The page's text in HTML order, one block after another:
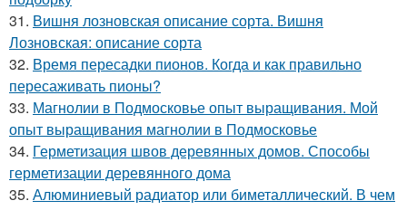
31. Вишня лозновская описание сорта. Вишня
Лозновская: описание сорта
32. Время пересадки пионов. Когда и как правильно
пересаживать пионы?
33. Магнолии в Подмосковье опыт выращивания. Мой
опыт выращивания магнолии в Подмосковье
34. Герметизация швов деревянных домов. Способы
герметизации деревянного дома
35. Алюминиевый радиатор или биметаллический. В чем